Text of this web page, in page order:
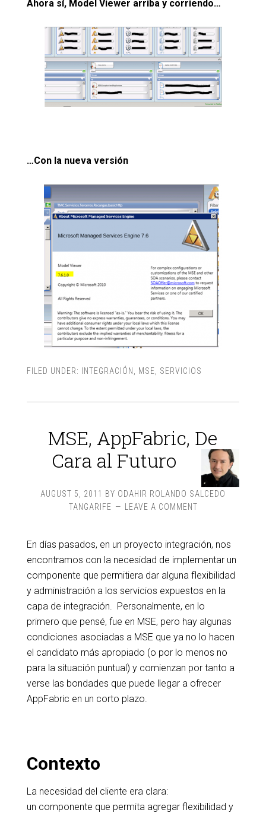
Ahora sí, Model Viewer arriba y corriendo…
…Con la nueva versión
FILED UNDER: INTEGRACIÓN MSE SERVICIOS
MSE, AppFabric, De
Cara al Futuro
AUGUST 5, 2011 BY ODAHIR ROLANDO SALCEDO
TANGARIFE
LEAVE A COMMENT
En días pasados, en un proyecto integración, nos
encontramos con la necesidad de implementar un
componente que permitiera dar alguna flexibilidad
y administración a los servicios expuestos en la
capa de integración. Personalmente, en lo
primero que pensé, fue en MSE, pero hay algunas
condiciones asociadas a MSE que ya no lo hacen
el candidato más apropiado (o por lo menos no
para la situación puntual) y comienzan por tanto a
verse las bondades que puede llegar a ofrecer
AppFabric en un corto plazo.
Contexto
La necesidad del cliente era clara:
un componente que permita agregar flexibilidad y